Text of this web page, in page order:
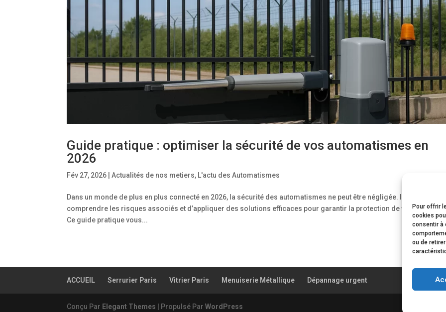
Pour offrir
cookies
consentir à
ou de
Guide pratique : optimiser la sécurité de vos automatismes en
2026
Fév 27, 2026 |Actualités de nos metiers, L'actu des Automatismes
Dans un monde de plus en plus connecté en 2026, la sécurité des automatismes ne peut être négligée. Il est crucial
comprendre les risques associés et d’appliquer des solutions efficaces pour garantir la protection de vos
Ce guide pratique vous...
ACCUEIL Serrurier Paris Vitrier Paris Menuiserie Métallique Dépannage urgent
Conçu Par Elegant Themes | Propulsé ParWordPress